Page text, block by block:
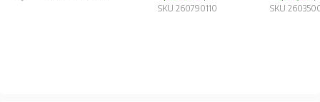
SKU 260790110
SKU